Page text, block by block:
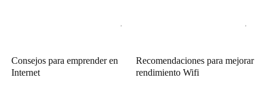
Consejos para emprender en
Internet
Recomendaciones para mejorar
rendimiento Wifi